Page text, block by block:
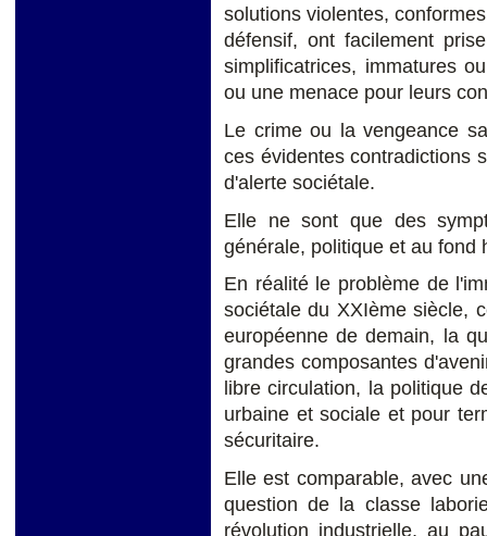
solutions violentes,
défensif, ont facilement
simplificatrices, immatures
ou une menace pour leurs
Le crime ou la vengeance
ces évidentes contradictions
d'alerte sociétale.
Elle ne sont que des
générale, politique et au fond
En réalité le problème de
sociétale du XXIème siècle,
européenne de demain, la
grandes composantes
libre circulation, la politique
urbaine et sociale et pour
sécuritaire.
Elle est comparable, avec
question de la classe
révolution industrielle, au